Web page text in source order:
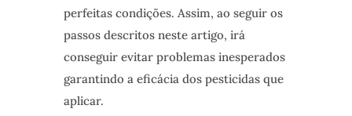
perfeitas condições. Assim, ao seguir os
passos descritos neste artigo, irá
conseguir evitar problemas inesperados
garantindo a eficácia dos pesticidas que
aplicar.